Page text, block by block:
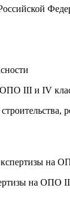
ОПО III и IV
на
на ОПО